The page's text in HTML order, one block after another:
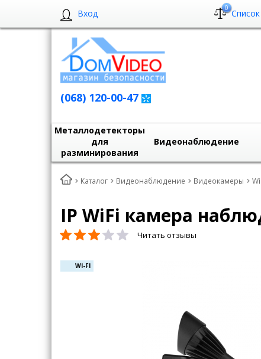
Вход 0
(068) 120-00-47
Металлодетекторы
для
разминирования
Видеонаблюдение
Каталог Видеонаблюдение Видеокамеры
IP WiFi камера
Читать отзывы
WI-FI